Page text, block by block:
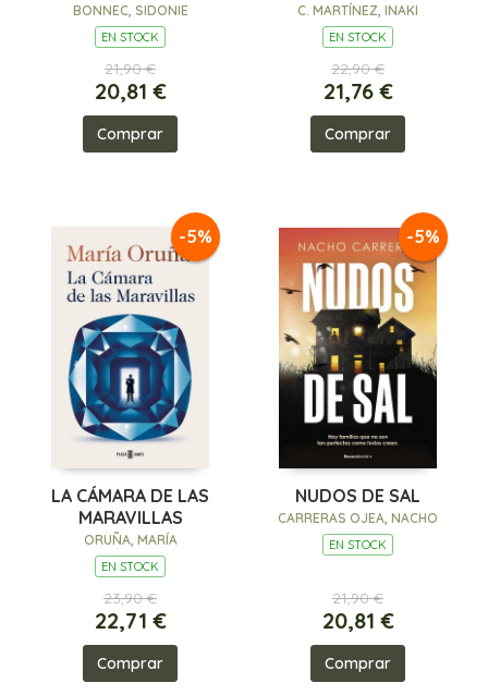
BONNEC, SIDONIE
EN STOCK
21,90 €
20,81 €
Comprar
C. MARTÍNEZ, INAKI
EN STOCK
22,90 €
21,76 €
Comprar
-5%
LA CÁMARA DE LAS
MARAVILLAS
ORUÑA, MARÍA
EN STOCK
23,90 €
22,71 €
Comprar
-5%
NUDOS DE SAL
CARRERAS OJEA, NACHO
EN STOCK
21,90 €
20,81 €
Comprar